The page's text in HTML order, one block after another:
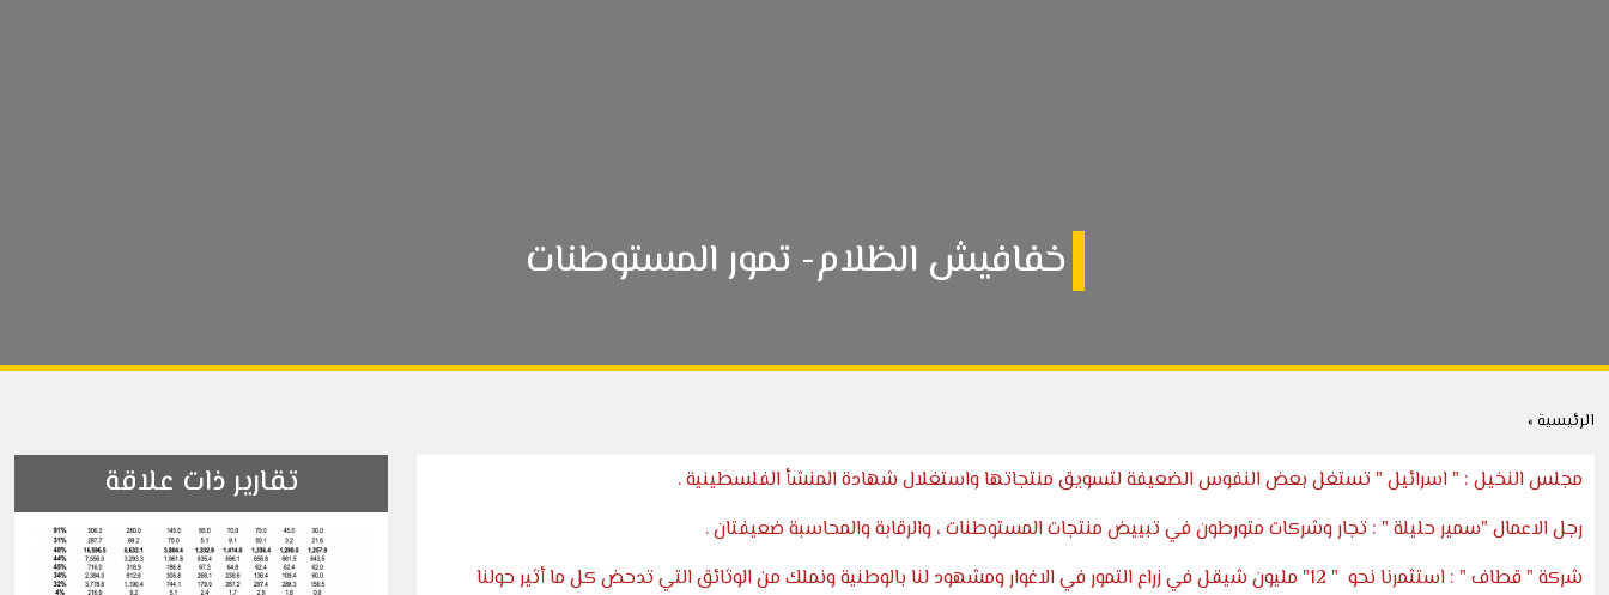
خفافيش الظلام- تمور المستوطنات
الرئيسية »
مجلس النخيل : " اسرائيل " تستغل بعض النفوس الضعيفة لتسويق منتجاتها واستغلال شهادة المنشأ الفلسطينية .
رجل الاعمال "سمير حليلة " : تجار وشركات متورطون في تبييض منتجات المستوطنات ، والرقابة والمحاسبة ضعيفتان .
شركة " قطاف " : استثمرنا نحو " 12" مليون شيقل في زراع التمور في الاغوار ومشهود لنا بالوطنية ونملك من الوثائق التي تدحض كل ما أثير حولنا
تقارير ذات علاقة